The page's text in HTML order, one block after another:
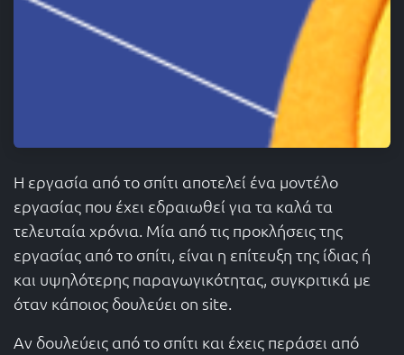
Η εργασία από το σπίτι αποτελεί ένα μοντέλο
εργασίας που έχει εδραιωθεί για τα καλά τα
τελευταία χρόνια. Μία από τις προκλήσεις της
εργασίας από το σπίτι, είναι η επίτευξη της ίδιας ή
και υψηλότερης παραγωγικότητας, συγκριτικά με
όταν κάποιος δουλεύει on site.
Αν δουλεύεις από το σπίτι και έχεις περάσει από